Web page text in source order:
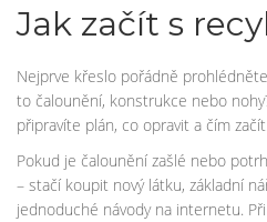
Jak začít s
Nejprve křeslo pořádně
to čalounění, konstrukce nebo
připravíte plán, co opravit a čím začít.
Pokud je čalounění zašlé nebo
– stačí koupit nový látku, základní
jednoduché návody na internetu.